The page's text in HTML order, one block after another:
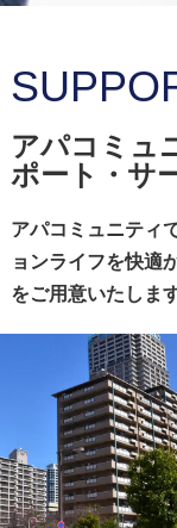
アパコミュ
ポート・サ
アパコミュニティ
ョンライフを快適
をご用意いたします